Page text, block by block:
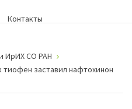
Контакты
ИрИХ СО РАН
заставил нафтохинон